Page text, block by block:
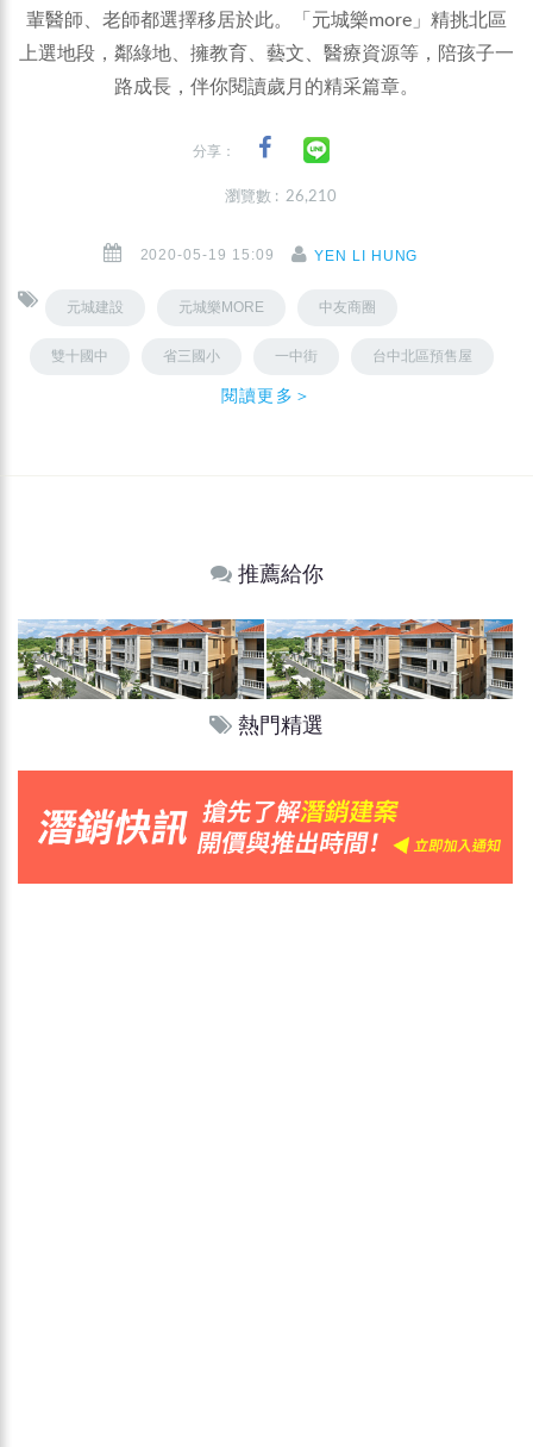
輩醫師、老師都選擇移居於此。「元城樂more」精挑北區
上選地段，鄰綠地、擁教育、藝文、醫療資源等，陪孩子一
路成長，伴你閱讀歲月的精采篇章。
分享：
瀏覽數 : 26,210
2020-05-19 15:09 YEN LI HUNG
元城建設 元城樂MORE 中友商圈
雙十國中 省三國小 一中街 台中北區預售屋
閱讀更多＞
推薦給你
熱門精選